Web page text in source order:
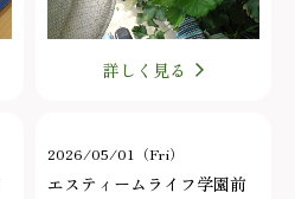
詳しく見る
2026/05/01（Fri）
エスティームライフ学園前